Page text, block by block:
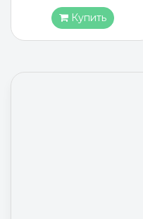
Купить